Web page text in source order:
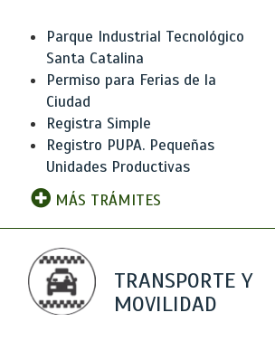
Parque Industrial Tecnológico
Santa Catalina
Permiso para Ferias de la
Ciudad
Registra Simple
Registro PUPA. Pequeñas
Unidades Productivas
MÁS TRÁMITES
TRANSPORTE Y
MOVILIDAD